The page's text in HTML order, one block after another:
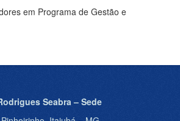
em Programa de Gestão e
Seabra – Sede